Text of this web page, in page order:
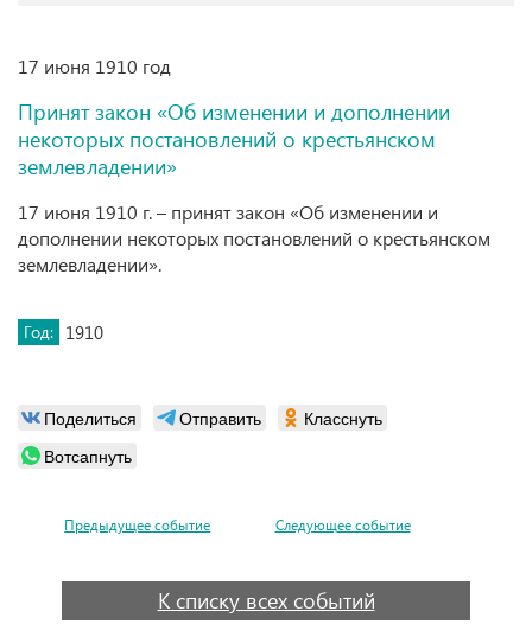
17 июня 1910 год
Принят закон «Об изменении и дополнении
некоторых постановлений о крестьянском
землевладении»
17 июня 1910 г. – принят закон «Об изменении и
дополнении некоторых постановлений о крестьянском
землевладении».
Год: 1910
Поделиться Отправить
Класснуть
Вотсапнуть
Предыдущее событие Следующее событие
К списку всех событий